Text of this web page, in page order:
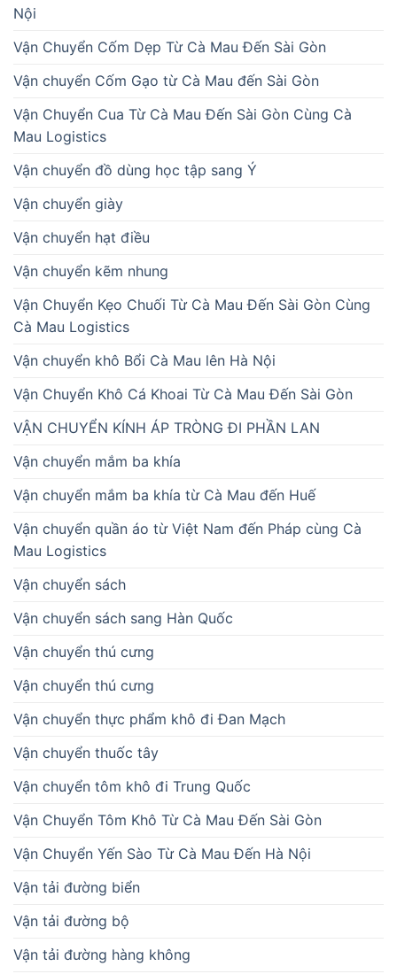
Nội
Vận Chuyển Cốm Dẹp Từ Cà Mau Đến Sài Gòn
Vận chuyển Cốm Gạo từ Cà Mau đến Sài Gòn
Vận Chuyển Cua Từ Cà Mau Đến Sài Gòn Cùng Cà
Mau Logistics
Vận chuyển đồ dùng học tập sang Ý
Vận chuyển giày
Vận chuyển hạt điều
Vận chuyển kẽm nhung
Vận Chuyển Kẹo Chuối Từ Cà Mau Đến Sài Gòn Cùng
Cà Mau Logistics
Vận chuyển khô Bổi Cà Mau lên Hà Nội
Vận Chuyển Khô Cá Khoai Từ Cà Mau Đến Sài Gòn
VẬN CHUYỂN KÍNH ÁP TRÒNG ĐI PHẦN LAN
Vận chuyển mắm ba khía
Vận chuyển mắm ba khía từ Cà Mau đến Huế
Vận chuyển quần áo từ Việt Nam đến Pháp cùng Cà
Mau Logistics
Vận chuyển sách
Vận chuyển sách sang Hàn Quốc
Vận chuyển thú cưng
Vận chuyển thú cưng
Vận chuyển thực phẩm khô đi Đan Mạch
Vận chuyển thuốc tây
Vận chuyển tôm khô đi Trung Quốc
Vận Chuyển Tôm Khô Từ Cà Mau Đến Sài Gòn
Vận Chuyển Yến Sào Từ Cà Mau Đến Hà Nội
Vận tải đường biển
Vận tải đường bộ
Vận tải đường hàng không